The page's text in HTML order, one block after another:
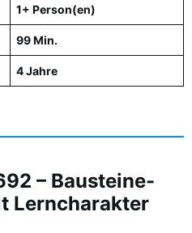
1+ Person(en)
99 Min.
4 Jahre
– Bausteine-
Lerncharakter